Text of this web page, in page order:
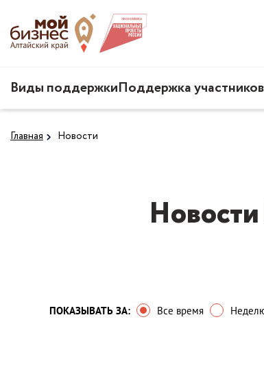
Виды поддержкиПоддержка
Главная Новости
ПОКАЗЫВАТЬ ЗА: Все время